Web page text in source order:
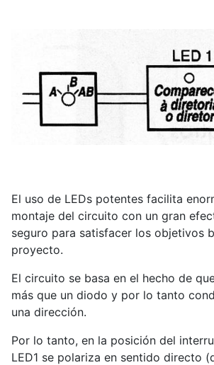
El uso de LEDs potentes facilita
montaje del circuito con un gran
seguro para satisfacer los objetivos
proyecto.
El circuito se basa en el hecho de
más que un diodo y por lo tanto
una dirección.
Por lo tanto, en la posición del
LED1 se polariza en sentido directo